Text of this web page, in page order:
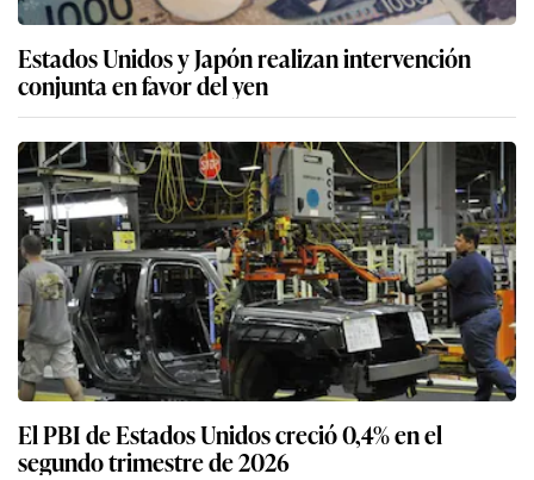
Estados Unidos y Japón realizan intervención
conjunta en favor del yen
El PBI de Estados Unidos creció 0,4% en el
segundo trimestre de 2026